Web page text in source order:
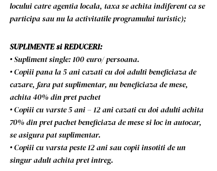
locului catre agentia locala, taxa se achita indiferent ca se
participa sau nu la activitatile programului turistic);
SUPLIMENTE si REDUCERI:
• Supliment single: 100 euro/ persoana.
• Copiii pana la 5 ani cazati cu doi adulti beneficiaza de
cazare, fara pat suplimentar, nu beneficiaza de mese,
achita 40% din pret pachet
• Copiii cu varste 5 ani – 12 ani cazati cu doi adulti achita
70% din pret pachet beneficiaza de mese si loc in autocar,
se asigura pat suplimentar.
• Copiii cu varsta peste 12 ani sau copii insotiti de un
singur adult achita pret intreg.